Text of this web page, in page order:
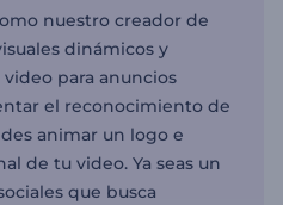
nuestro creador de
dinámicos y
para anuncios
el reconocimiento de
animar un logo e
de tu video. Ya seas un
que busca